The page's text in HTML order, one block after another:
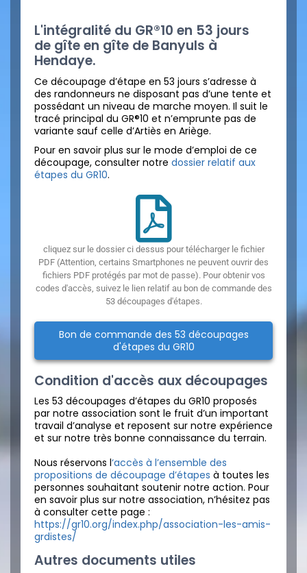
L'intégralité du GR®10 en 53 jours
de gîte en gîte de Banyuls à
Hendaye.
Ce découpage d’étape en 53 jours s’adresse à
des randonneurs ne disposant pas d’une tente et
possédant un niveau de marche moyen. Il suit le
tracé principal du GR®10 et n’emprunte pas de
variante sauf celle d’Artiès en Ariège.
Pour en savoir plus sur le mode d’emploi de ce
découpage, consulter notre dossier relatif aux
étapes du GR10.
cliquez sur le dossier ci dessus pour télécharger le fichier
PDF (Attention, certains Smartphones ne peuvent ouvrir des
fichiers PDF protégés par mot de passe). Pour obtenir vos
codes d'accès, suivez le lien relatif au bon de commande des
53 découpages d'étapes.
Bon de commande des 53 découpages
d'étapes du GR10
Condition d'accès aux découpages
Les 53 découpages d’étapes du GR10 proposés
par notre association sont le fruit d’un important
travail d’analyse et reposent sur notre expérience
et sur notre très bonne connaissance du terrain.
Nous réservons l‘accès à l’ensemble des
propositions de découpage d’étapes à toutes les
personnes souhaitant soutenir notre action. Pour
en savoir plus sur notre association, n’hésitez pas
à consulter cette page :
https://gr10.org/index.php/association-les-amis-
grdistes/
Autres documents utiles